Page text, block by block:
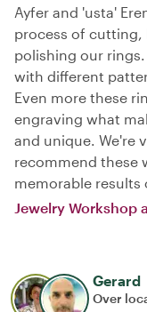
Ayfer and 'usta'
process of
polishing our rings.
with different
Even more these
engraving what
and unique. We're
recommend these
memorable results
Jewelry Workshop
Gerard
Over